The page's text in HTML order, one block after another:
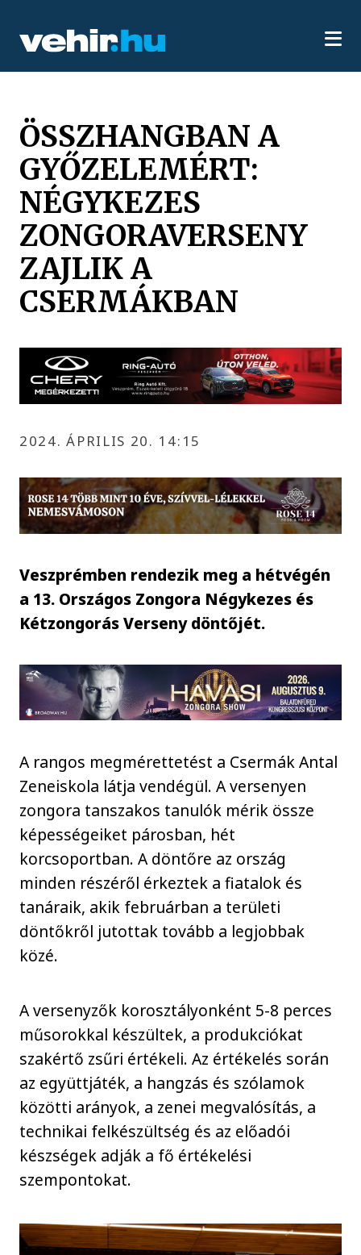
ÖSSZHANGBAN A
GYŐZELEMÉRT:
NÉGYKEZES
ZONGORAVERSENY
ZAJLIK A
CSERMÁKBAN
2024. ÁPRILIS 20. 14:15
Veszprémben rendezik meg a hétvégén
a 13. Országos Zongora Négykezes és
Kétzongorás Verseny döntőjét.
A rangos megmérettetést a Csermák Antal
Zeneiskola látja vendégül. A versenyen
zongora tanszakos tanulók mérik össze
képességeiket párosban, hét
korcsoportban. A döntőre az ország
minden részéről érkeztek a fiatalok és
tanáraik, akik februárban a területi
döntőkről jutottak tovább a legjobbak
közé.
A versenyzők korosztályonként 5-8 perces
műsorokkal készültek, a produkciókat
szakértő zsűri értékeli. Az értékelés során
az együttjáték, a hangzás és szólamok
közötti arányok, a zenei megvalósítás, a
technikai felkészültség és az előadói
készségek adják a fő értékelési
szempontokat.